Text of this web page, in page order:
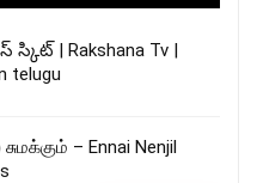
స్కిట్ | Rakshana Tv |
telugu
– Ennai Nenjil